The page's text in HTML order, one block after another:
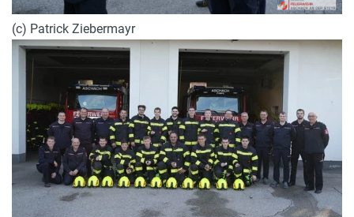
(c) Patrick Ziebermayr